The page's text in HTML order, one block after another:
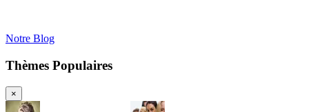
Notre Blog
Thèmes Populaires
×